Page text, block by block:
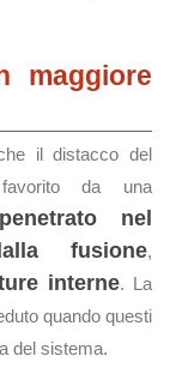
maggiore
il distacco del
da una
nel
fusione,
interne. La
quando questi
del sistema.